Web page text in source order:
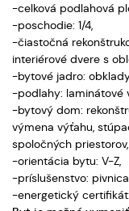
-celková podlahová
-poschodie: 1/4,
-čiastočná
interiérové dvere s
-bytové jadro:
-podlahy: laminátové
-bytový dom:
výmena výťahu,
spoločných priestorov,
-orientácia bytu: V-Z,
-príslušenstvo:
-energetický